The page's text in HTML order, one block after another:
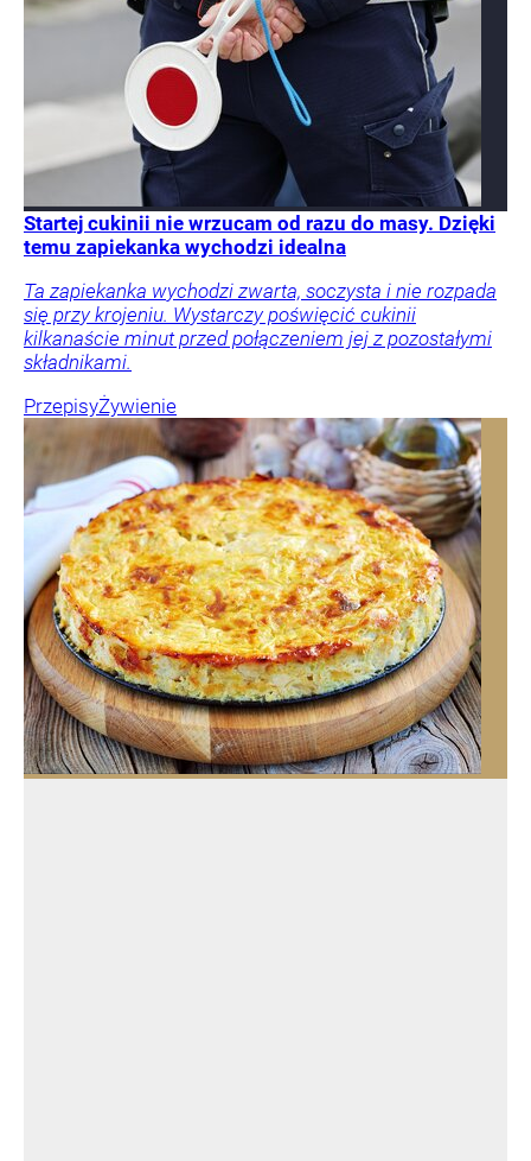
Startej cukinii nie wrzucam od razu do masy. Dzięki
temu zapiekanka wychodzi idealna
Ta zapiekanka wychodzi zwarta, soczysta i nie rozpada
się przy krojeniu. Wystarczy poświęcić cukinii
kilkanaście minut przed połączeniem jej z pozostałymi
składnikami.
PrzepisyŻywienie